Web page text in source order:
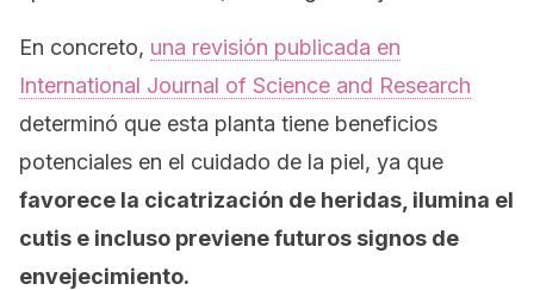
En concreto, una revisión publicada en
International Journal of Science and Research
determinó que esta planta tiene beneficios
potenciales en el cuidado de la piel, ya que
favorece la cicatrización de heridas, ilumina el
cutis e incluso previene futuros signos de
envejecimiento.